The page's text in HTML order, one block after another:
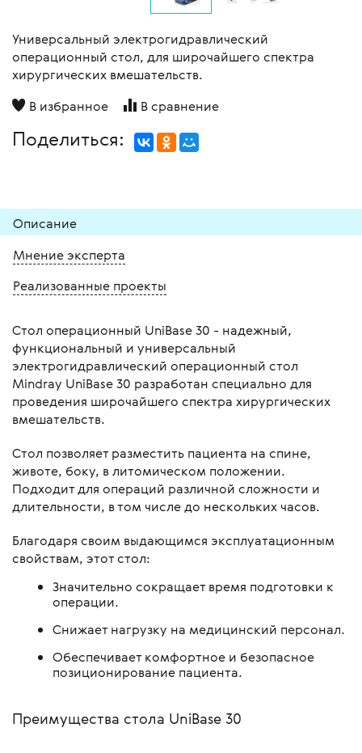
Универсальный электрогидравлический
операционный стол, для широчайшего спектра
хирургических вмешательств.
В избранное
В сравнение
Поделиться:
Описание
Мнение эксперта
Реализованные проекты
Стол операционный UniBase 30 - надежный,
функциональный и универсальный
электрогидравлический операционный стол
Mindray UniBase 30 разработан специально для
проведения широчайшего спектра хирургических
вмешательств.
Стол позволяет разместить пациента на спине,
животе, боку, в литомическом положении.
Подходит для операций различной сложности и
длительности, в том числе до нескольких часов.
Благодаря своим выдающимся эксплуатационным
свойствам, этот стол:
Значительно сокращает время подготовки к
операции.
Снижает нагрузку на медицинский персонал.
Обеспечивает комфортное и безопасное
позиционирование пациента.
Преимущества стола UniBase 30